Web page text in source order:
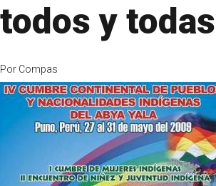
todos y todas
Por Compas